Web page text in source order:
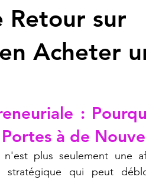
3d en ligne
SEO Expert en SEO
Retour sur
Acheter
:
à de
n'est plus seulement une
qui peut